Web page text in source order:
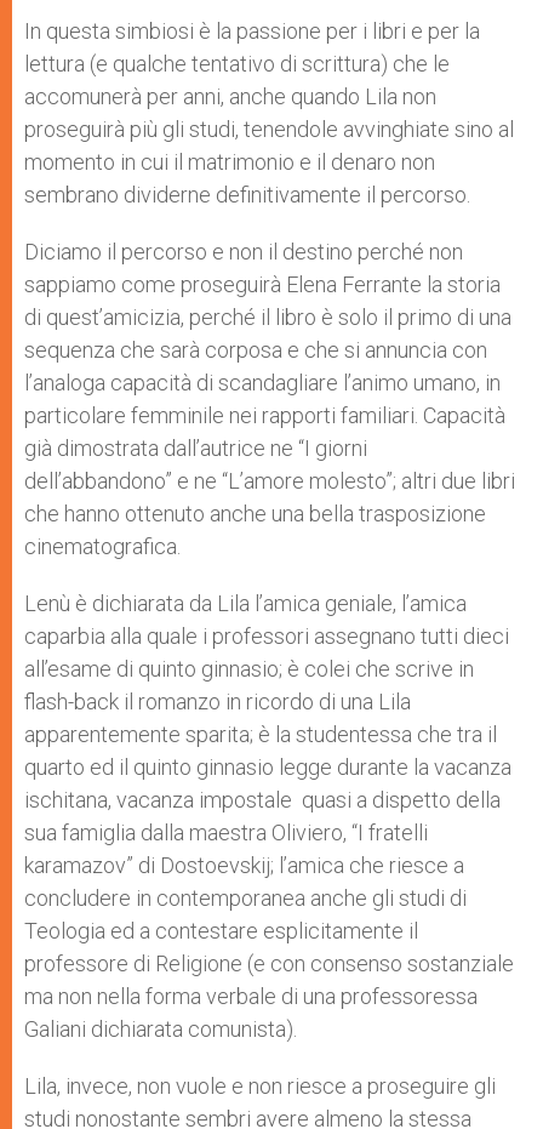
In questa simbiosi è la passione per i libri e per la
lettura (e qualche tentativo di scrittura) che le
accomunerà per anni, anche quando Lila non
proseguirà più gli studi, tenendole avvinghiate sino al
momento in cui il matrimonio e il denaro non
sembrano dividerne definitivamente il percorso.
Diciamo il percorso e non il destino perché non
sappiamo come proseguirà Elena Ferrante la storia
di quest’amicizia, perché il libro è solo il primo di una
sequenza che sarà corposa e che si annuncia con
l’analoga capacità di scandagliare l’animo umano, in
particolare femminile nei rapporti familiari. Capacità
già dimostrata dall’autrice ne “I giorni
dell’abbandono” e ne “L’amore molesto”; altri due libri
che hanno ottenuto anche una bella trasposizione
cinematografica.
Lenù è dichiarata da Lila l’amica geniale, l’amica
caparbia alla quale i professori assegnano tutti dieci
all’esame di quinto ginnasio; è colei che scrive in
flash-back il romanzo in ricordo di una Lila
apparentemente sparita; è la studentessa che tra il
quarto ed il quinto ginnasio legge durante la vacanza
ischitana, vacanza impostale quasi a dispetto della
sua famiglia dalla maestra Oliviero, “I fratelli
karamazov” di Dostoevskij; l’amica che riesce a
concludere in contemporanea anche gli studi di
Teologia ed a contestare esplicitamente il
professore di Religione (e con consenso sostanziale
ma non nella forma verbale di una professoressa
Galiani dichiarata comunista).
Lila, invece, non vuole e non riesce a proseguire gli
studi nonostante sembri avere almeno la stessa